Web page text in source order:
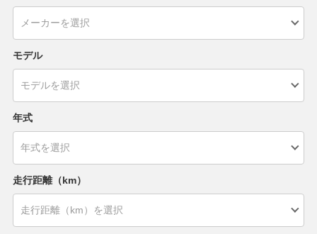
モデル
年式
走行距離（km）